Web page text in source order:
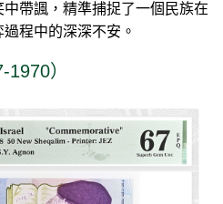
帶諷，精準捕捉了一個民族在
程中的深深不安。
）